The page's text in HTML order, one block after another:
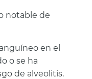
notable de
en el
o se ha
de alveolitis.